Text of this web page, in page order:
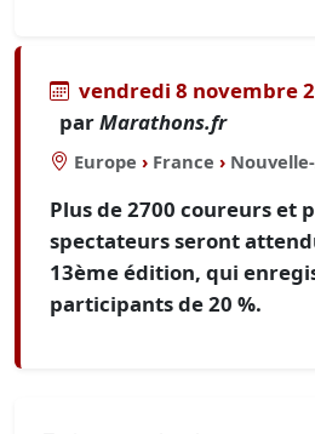
vendredi 8 novembre
parMarathons.fr
Europe › France ›
Plus de 2700 coureurs et
spectateurs seront
13ème édition, qui
participants de 20 %.